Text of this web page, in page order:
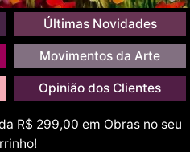
Últimas Novidades
Movimentos da Arte
Opinião dos Clientes
R$ 299,00 em Obras no seu